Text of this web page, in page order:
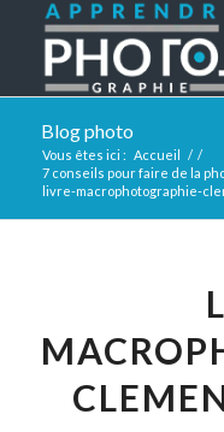
Blog photo
Vous êtes ici : Accueil / /
7 conseils pour faire de la
livre-macrophotographie-